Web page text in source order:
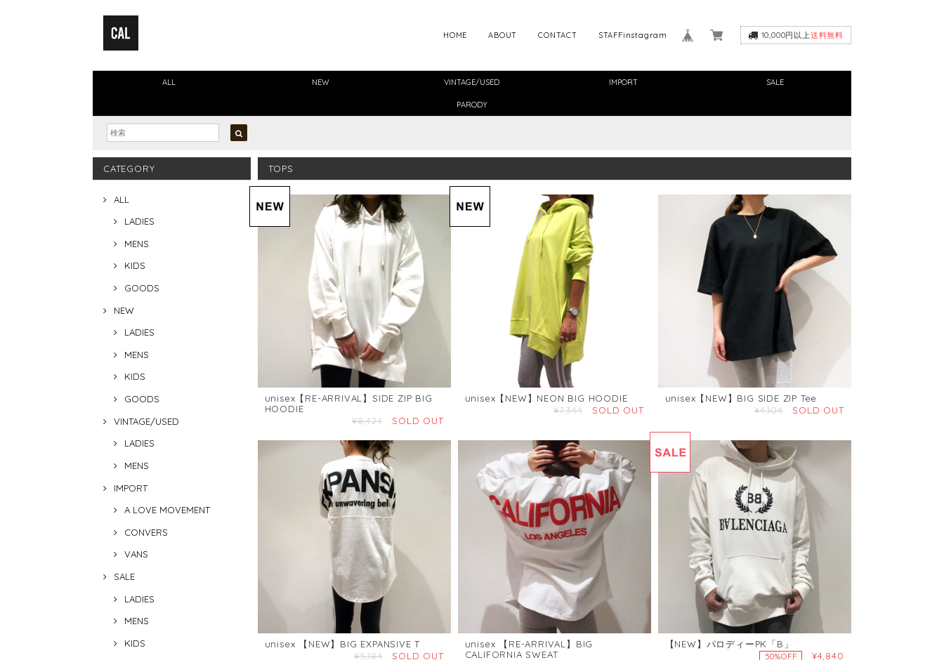
10,000円以上送料無料
STAFFinstagram
CONTACT
ABOUT
HOME
ALL NEW VINTAGE/USED IMPORT SALE
PARODY
CATEGORY
ALL
LADIES
MENS
KIDS
GOODS
NEW
LADIES
MENS
KIDS
GOODS
VINTAGE/USED
LADIES
MENS
IMPORT
A LOVE MOVEMENT
CONVERS
VANS
SALE
LADIES
MENS
KIDS
TOPS
unisex【RE-ARRIVAL】SIDE ZIP BIG
HOODIE
¥8,424
SOLD OUT
unisex【NEW】NEON BIG HOODIE
¥7,344
SOLD OUT
unisex【NEW】BIG SIDE ZIP Tee
¥4,104
SOLD OUT
unisex 【NEW】BIG EXPANSIVE T
¥5,184
SOLD OUT
unisex 【RE-ARRIVAL】BIG
CALIFORNIA SWEAT
【NEW】パロディーPK「B」
50%OFF ¥4,840